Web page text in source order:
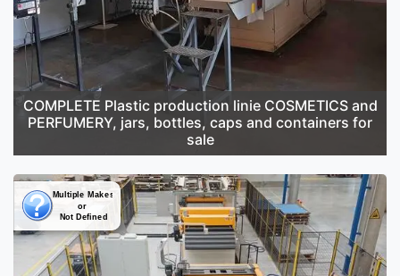
COMPLETE Plastic production linie COSMETICS and
PERFUMERY, jars, bottles, caps and containers for
sale